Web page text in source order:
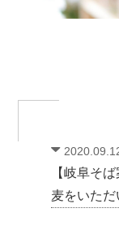
【岐阜そ
麦をいただ